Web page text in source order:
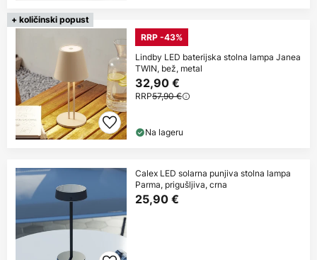
+ količinski popust
RRP -43%
Lindby LED baterijska stolna lampa Janea
TWIN, bež, metal
32,90 €
RRP57,90 €
Na lageru
Calex LED solarna punjiva stolna lampa
Parma, prigušljiva, crna
25,90 €